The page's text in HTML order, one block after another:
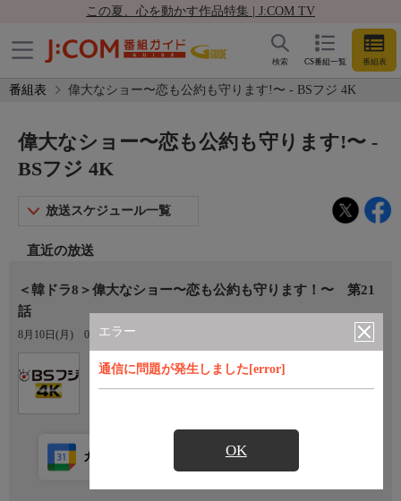
この夏、心を動かす作品特集 | J:COM TV
CS番組一覧 番組表
検索
番組表 偉大なショー〜恋も公約も守ります!〜 - BSフジ 4K
エラー
通信に問題が発生しました[error]
OK
偉大なショー〜恋も公約も守ります!〜 -
BSフジ 4K
放送スケジュール一覧
直近の放送
＜韓ドラ8＞偉大なショー〜恋も公約も守ります！〜 第21
話
8月10日(月) 07:55〜09:00
Ch.181
BSフジ 4K
カレンダー登録 アプリ視聴